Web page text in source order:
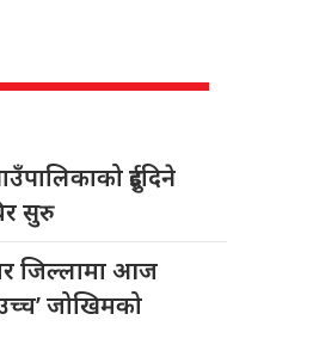
दुईदिने
सुरु
जिल्लामा आज
जोखिमको